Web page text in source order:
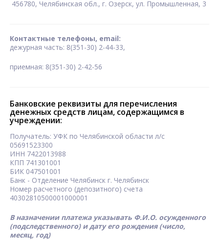
456780, Челябинская обл., г. Озерск, ул. Промышленная, 3
Контактные телефоны, email:
дежурная часть: 8(351-30) 2-44-33,
приемная: 8(351-30) 2-42-56
Банковские реквизиты для перечисления
денежных средств лицам, содержащимся в
учреждении:
Получатель: УФК по Челябинской области л/c
05691523300
ИНН 7422013988
КПП 741301001
БИК 047501001
Банк - Отделение Челябинск г. Челябинск
Номер расчетного (депозитного) счета
40302810500001000001
В назначении платежа указывать Ф.И.О. осужденного
(подследственного) и дату его рождения (число,
месяц, год)